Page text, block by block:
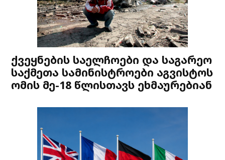
ქვეყნების საელჩოები და საგარეო
საქმეთა სამინისტროები აგვისტოს
ომის მე-18 წლისთავს ეხმაურებიან